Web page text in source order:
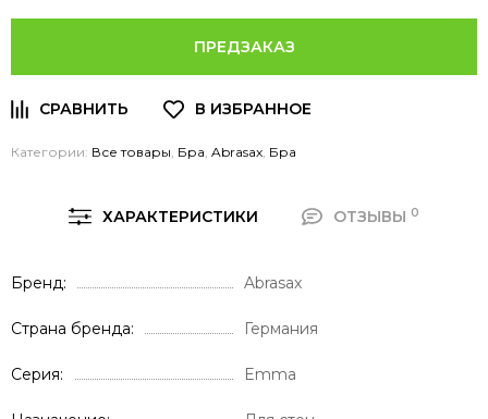
ПРЕДЗАКАЗ
Категории: Все товары, Бра, Abrasax, Бра
ХАРАКТЕРИСТИКИ ОТЗЫВЫ 0
Бренд Abrasax
Страна бренда Германия
Серия Emma